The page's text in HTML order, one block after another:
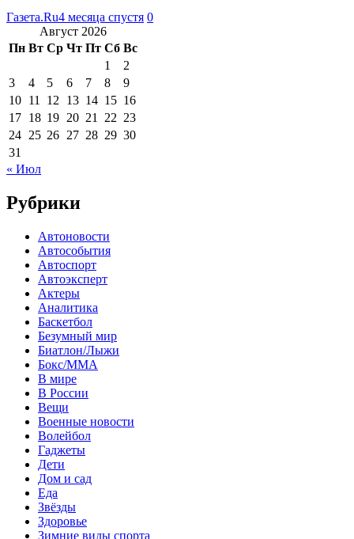
Газета.Ru4 месяца спустя 0
Август 2026
Пн Вт Ср Чт Пт Сб Вс
1
2
3
4 5 6 7 8
9
10 11 12 13 14 15 16
17 18 19 20 21 22 23
24 25 26 27 28 29 30
31
« Июл
Рубрики
Автоновости
Автособытия
Автоспорт
Автоэксперт
Актеры
Аналитика
Баскетбол
Безумный мир
Биатлон/Лыжи
Бокс/MMA
В мире
В России
Вещи
Военные новости
Волейбол
Гаджеты
Дети
Дом и сад
Еда
Звёзды
Здоровье
Зимние виды спорта